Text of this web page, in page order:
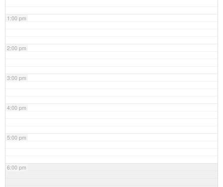
1:00 pm
2:00 pm
3:00 pm
4:00 pm
5:00 pm
6:00 pm